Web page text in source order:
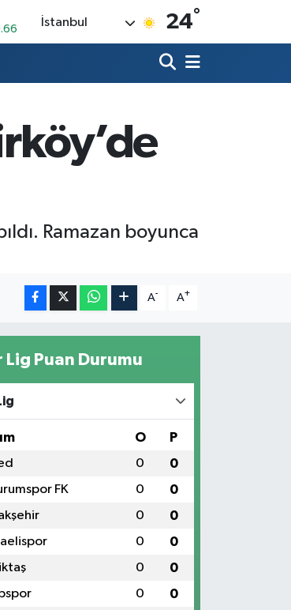
İstanbul 24°
Ramazan boyunca
A- A+
Lig Puan Durumu
O P
0 0
FK 0 0
0 0
0 0
0 0
0 0